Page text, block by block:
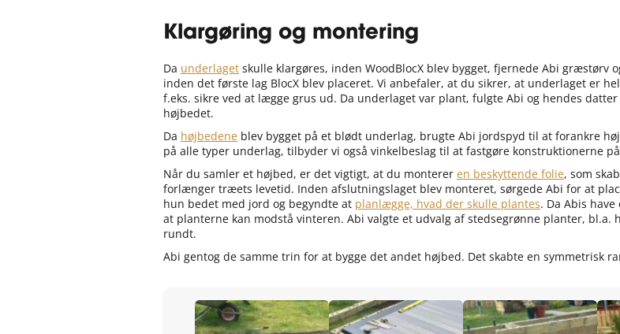
Klargøring og montering
Da underlaget skulle klargøres, inden WoodBlocX blev bygget, fjernede Abi
inden det første lag BlocX blev placeret. Vi anbefaler, at du sikrer, at underlaget er
f.eks. sikre ved at lægge grus ud. Da underlaget var plant, fulgte Abi og hendes
højbedet.
Da højbedene blev bygget på et blødt underlag, brugte Abi jordspyd til at forankre
på alle typer underlag, tilbyder vi også vinkelbeslag til at fastgøre konstruktionerne
Når du samler et højbed, er det vigtigt, at du monterer en beskyttende folie, som
forlænger træets levetid. Inden afslutningslaget blev monteret, sørgede Abi for at
hun bedet med jord og begyndte at planlægge, hvad der skulle plantes. Da Abis
at planterne kan modstå vinteren. Abi valgte et udvalg af stedsegrønne planter, bl.a.
rundt.
Abi gentog de samme trin for at bygge det andet højbed. Det skabte en symmetrisk